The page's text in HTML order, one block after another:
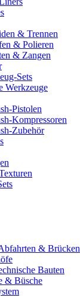
& Trennen
& Polieren
& Zangen
Sets
Werkzeuge
Pistolen
Kompressoren
Zubehör
& Brücken
Bauten
& Büsche